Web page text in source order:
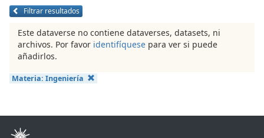
Filtrar resultados
Este dataverse no contiene dataverses, datasets, ni
archivos. Por favor identifíquese para ver si puede
añadirlos.
Materia: Ingeniería